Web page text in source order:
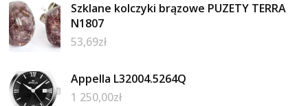
Szklane kolczyki brązowe PUZETY TERRA
N1807
53,69zł
Appella L32004.5264Q
1 250,00zł